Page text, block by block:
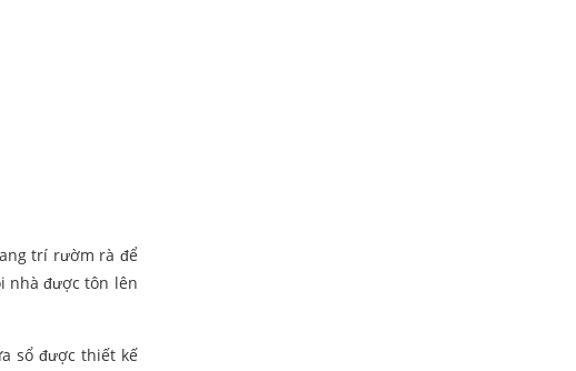
trí rườm rà để
nhà được tôn lên
sổ được thiết kế